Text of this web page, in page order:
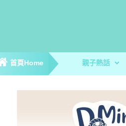
首頁Home 親子熱話
親子新聞